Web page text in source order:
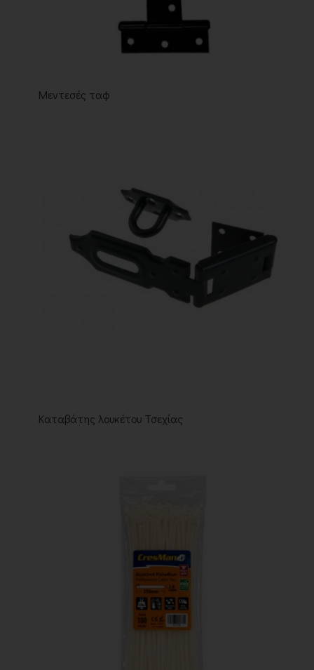
Μεντεσές ταφ
Καταβάτης λουκέτου Τσεχίας